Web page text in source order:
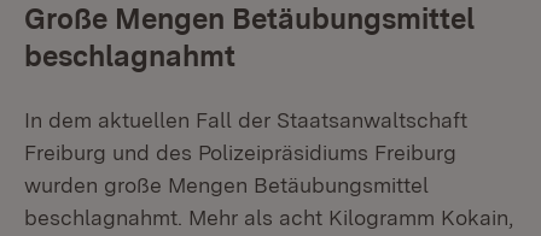
Große Mengen Betäubungsmittel
beschlagnahmt
In dem aktuellen Fall der Staatsanwaltschaft
Freiburg und des Polizeipräsidiums Freiburg
wurden große Mengen Betäubungsmittel
beschlagnahmt. Mehr als acht Kilogramm Kokain,